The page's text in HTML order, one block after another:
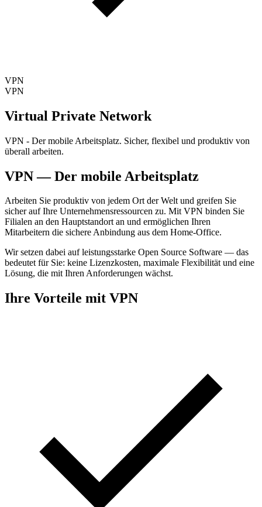
VPN
VPN
Virtual Private Network
VPN - Der mobile Arbeitsplatz. Sicher, flexibel und produktiv von
überall arbeiten.
VPN — Der mobile Arbeitsplatz
Arbeiten Sie produktiv von jedem Ort der Welt und greifen Sie
sicher auf Ihre Unternehmensressourcen zu. Mit VPN binden Sie
Filialen an den Hauptstandort an und ermöglichen Ihren
Mitarbeitern die sichere Anbindung aus dem Home-Office.
Wir setzen dabei auf leistungsstarke Open Source Software — das
bedeutet für Sie: keine Lizenzkosten, maximale Flexibilität und eine
Lösung, die mit Ihren Anforderungen wächst.
Ihre Vorteile mit VPN